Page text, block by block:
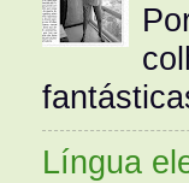
Língua